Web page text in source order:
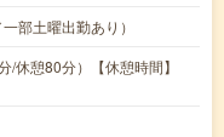
部土曜出勤あり）
休憩80分）【休憩時間】